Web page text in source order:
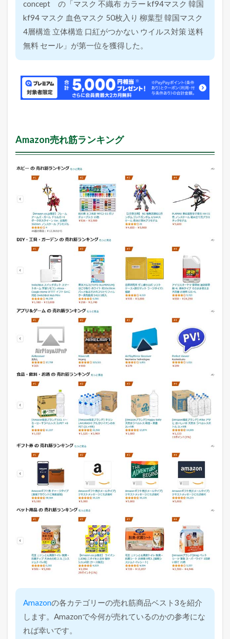
concept の「マスク 不織布 カラー kf94マスク 韓国
kf94 マスク 血色マスク 50枚入り 柳葉型 韓国マスク
4層構造 立体構造 口紅がつかない ウイルス対策 送料
無料 セール」が第一位を獲得した。
Amazon売れ筋ランキング
Amazonの各カテゴリーの売れ筋商品ベスト3を紹介
します。Amazonで今何が売れているのかの参考にな
れば幸いです。